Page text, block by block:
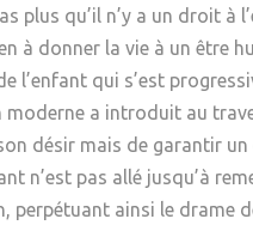
qu’il n’y a un droit à
donner la vie à un être
qui s’est
a introduit au
désir mais de garantir
n’est pas allé jusqu’à
perpétuant ainsi le drame